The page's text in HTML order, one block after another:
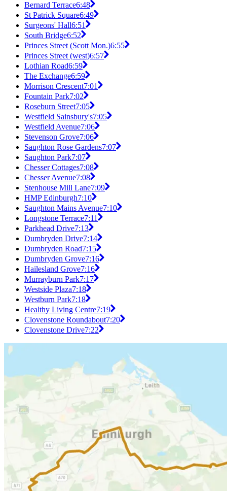
Bernard Terrace6:48
St Patrick Square6:49
Surgeons' Hall6:51
South Bridge6:52
Princes Street (Scott Mon.)6:55
Princes Street (west)6:57
Lothian Road6:59
The Exchange6:59
Morrison Crescent7:01
Fountain Park7:02
Roseburn Street7:05
Westfield Sainsbury's7:05
Westfield Avenue7:06
Stevenson Grove7:06
Saughton Rose Gardens7:07
Saughton Park7:07
Chesser Cottages7:08
Chesser Avenue7:08
Stenhouse Mill Lane7:09
HMP Edinburgh7:10
Saughton Mains Avenue7:10
Longstone Terrace7:11
Parkhead Drive7:13
Dumbryden Drive7:14
Dumbryden Road7:15
Dumbryden Grove7:16
Hailesland Grove7:16
Murrayburn Park7:17
Westside Plaza7:18
Westburn Park7:18
Healthy Living Centre7:19
Clovenstone Roundabout7:20
Clovenstone Drive7:22